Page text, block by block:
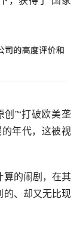
”“打破欧美垄
年代，这被视
算的闹剧，在其
的、却又无比现